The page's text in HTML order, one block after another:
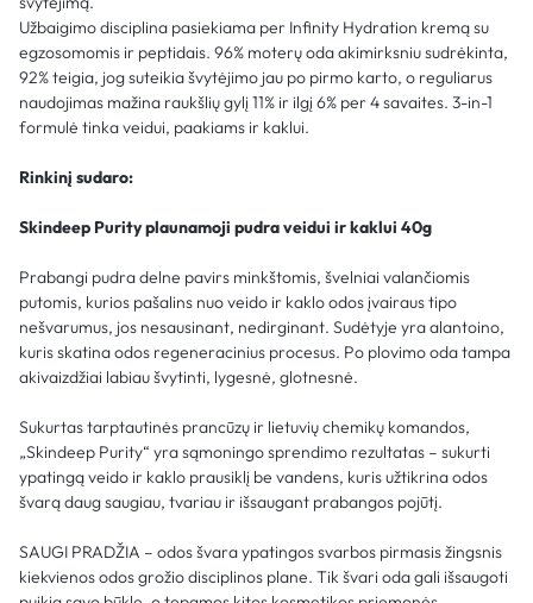
Užbaigimo disciplina pasiekiama per Infinity Hydration kremą su
egzosomomis ir peptidais. 96% moterų oda akimirksniu sudrėkinta,
92% teigia, jog suteikia švytėjimo jau po pirmo karto, o reguliarus
naudojimas mažina raukšlių gylį 11% ir ilgį 6% per 4 savaites. 3-in-1
formulė tinka veidui, paakiams ir kaklui.
Rinkinį sudaro:
Skindeep Purity plaunamoji pudra veidui ir kaklui 40g
Prabangi pudra delne pavirs minkštomis, švelniai valančiomis
putomis, kurios pašalins nuo veido ir kaklo odos įvairaus tipo
nešvarumus, jos nesausinant, nedirginant. Sudėtyje yra alantoino,
kuris skatina odos regeneracinius procesus. Po plovimo oda tampa
akivaizdžiai labiau švytinti, lygesnė, glotnesnė.
Sukurtas tarptautinės prancūzų ir lietuvių chemikų komandos,
„Skindeep Purity“ yra sąmoningo sprendimo rezultatas – sukurti
ypatingą veido ir kaklo prausiklį be vandens, kuris užtikrina odos
švarą daug saugiau, tvariau ir išsaugant prabangos pojūtį.
SAUGI PRADŽIA – odos švara ypatingos svarbos pirmasis žingsnis
kiekvienos odos grožio disciplinos plane. Tik švari oda gali išsaugoti